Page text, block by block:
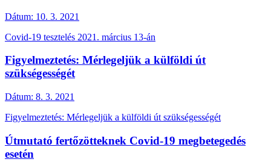
Dátum: 10. 3. 2021
Covid-19 tesztelés 2021. március 13-án
Figyelmeztetés: Mérlegeljük a külföldi út
szükségességét
Dátum: 8. 3. 2021
Figyelmeztetés: Mérlegeljük a külföldi út szükségességét
Útmutató fertőzötteknek Covid-19 megbetegedés
esetén